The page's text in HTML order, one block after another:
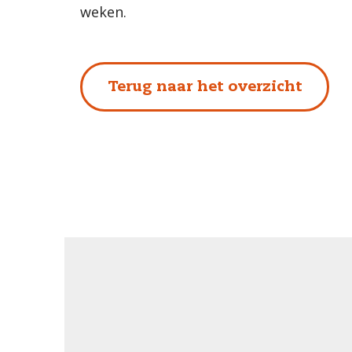
weken.
Terug naar het overzicht